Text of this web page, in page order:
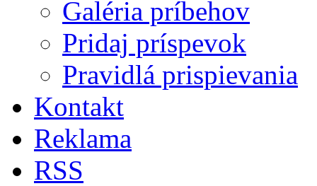
Galéria príbehov
Pridaj príspevok
Pravidlá prispievania
Kontakt
Reklama
RSS